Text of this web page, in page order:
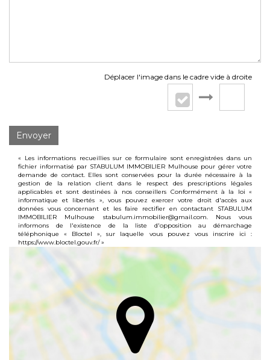
Déplacer l'image dans le cadre vide à droite
Envoyer
« Les informations recueillies sur ce formulaire sont enregistrées dans un
fichier informatisé par STABULUM IMMOBILIER Mulhouse pour gérer votre
demande de contact. Elles sont conservées pour la durée nécessaire à la
gestion de la relation client dans le respect des prescriptions légales
applicables et sont destinées à nos conseillers Conformément à la loi «
informatique et libertés », vous pouvez exercer votre droit d'accès aux
données vous concernant et les faire rectifier en contactant STABULUM
IMMOBILIER Mulhouse stabulum.immobilier@gmail.com. Nous vous
informons de l'existence de la liste d'opposition au démarchage
téléphonique « Bloctel », sur laquelle vous pouvez vous inscrire ici :
https://www.bloctel.gouv.fr/»